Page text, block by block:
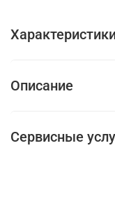
Описание
Сервисные